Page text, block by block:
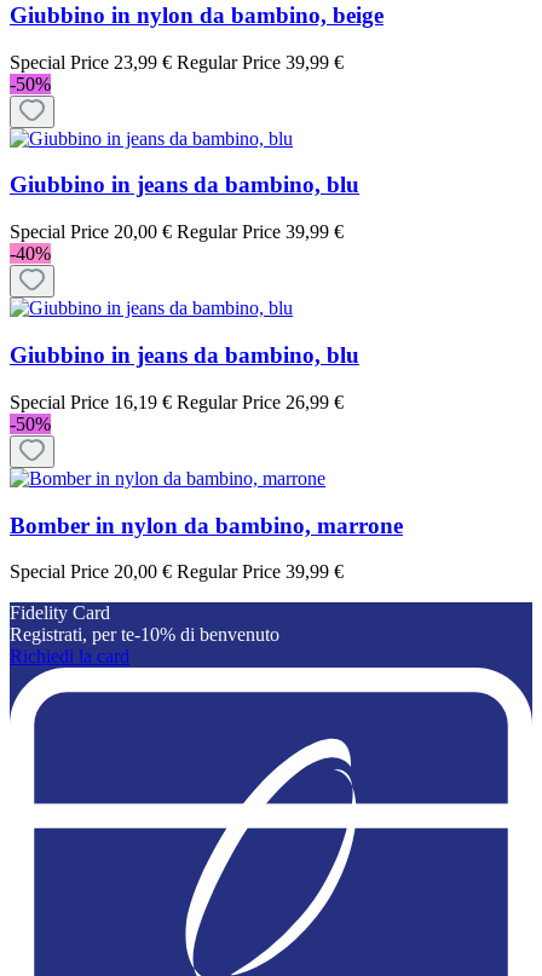
Giubbino in nylon da bambino, beige
Special Price 23,99 € Regular Price 39,99 €
-50%
Giubbino in jeans da bambino, blu
Special Price 20,00 € Regular Price 39,99 €
-40%
Giubbino in jeans da bambino, blu
Special Price 16,19 € Regular Price 26,99 €
-50%
Bomber in nylon da bambino, marrone
Special Price 20,00 € Regular Price 39,99 €
Fidelity Card
Registrati, per te-10% di benvenuto
Richiedi la card